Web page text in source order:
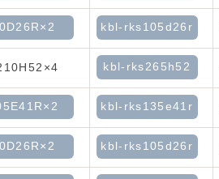
kbl-rks105d26r
kbl-rks265h52
kbl-rks135e41r
kbl-rks105d26r